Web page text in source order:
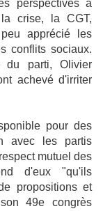
perspectives à
crise, la CGT,
apprécié les
conflits sociaux.
du parti, Olivier
achevé d'irriter
pour des
avec les partis
mutuel des
d'eux "qu'ils
propositions et
49e congrès